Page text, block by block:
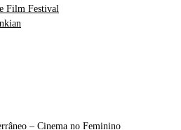
Film Festival
– Cinema no Feminino